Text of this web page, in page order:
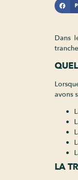
Dans
avons
LA